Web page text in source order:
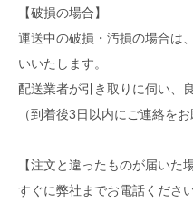
【破損の場合】
運送中の破損・汚損の場合は
いいたします。
配送業者が引き取りに伺い、
（到着後3日以内にご連絡をお
【注文と違ったものが届いた場
すぐに弊社までお電話くださ